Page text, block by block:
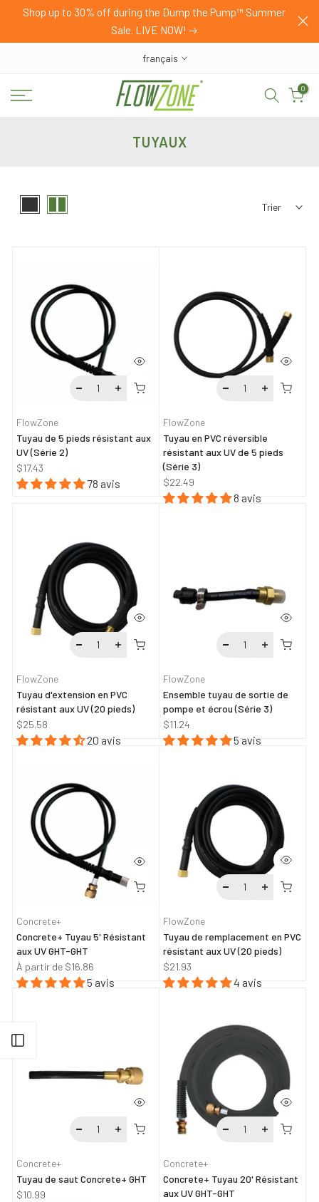
Passer
Shop up to 30% off during the Dump the Pump™ Summer
Sale. LIVE NOW!
français
0
TUYAUX
Trier
FlowZone
Tuyau de 5 pieds résistant aux
UV (Série 2)
$17.43
78 avis
FlowZone
Tuyau en PVC réversible
résistant aux UV de 5 pieds
(Série 3)
$22.49
8 avis
FlowZone
Tuyau d'extension en PVC
résistant aux UV (20 pieds)
$25.58
20 avis
FlowZone
Ensemble tuyau de sortie de
pompe et écrou (Série 3)
$11.24
5 avis
Concrete+
Concrete+ Tuyau 5' Résistant
aux UV GHT-GHT
À partir de $16.86
5 avis
FlowZone
Tuyau de remplacement en PVC
résistant aux UV (20 pieds)
$21.93
4 avis
Concrete+
Tuyau de saut Concrete+ GHT
$10.99
Concrete+
Concrete+ Tuyau 20' Résistant
aux UV GHT-GHT